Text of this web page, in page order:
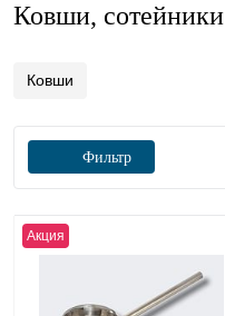
Ковши, сотейники
Ковши
Фильтр
Акция